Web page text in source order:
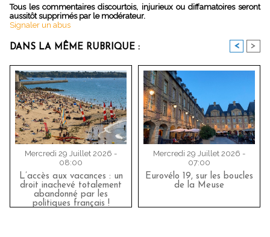
Tous les commentaires discourtois, injurieux ou diffamatoires seront
aussitôt supprimés par le modérateur.
Signaler un abus
DANS LA MÊME RUBRIQUE : < >
Mercredi 29 Juillet 2026 -
08:00
L’accès aux vacances : un
droit inachevé totalement
abandonné par les
politiques français !
Mercredi 29 Juillet 2026 -
07:00
Eurovélo 19, sur les boucles
de la Meuse